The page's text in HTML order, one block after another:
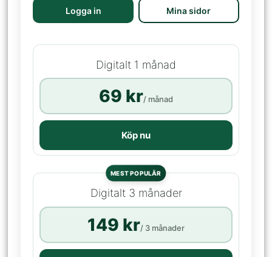
Logga in Mina sidor
Digitalt 1 månad
69 kr/ månad
Köp nu
MEST POPULÄR
Digitalt 3 månader
149 kr/ 3 månader